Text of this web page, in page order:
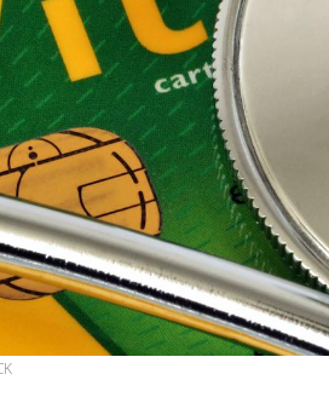
Pourquoi manger moins
de protéines pourrait
finalement être bénéfique
Grossesse et chaleur : ce
que dit la science